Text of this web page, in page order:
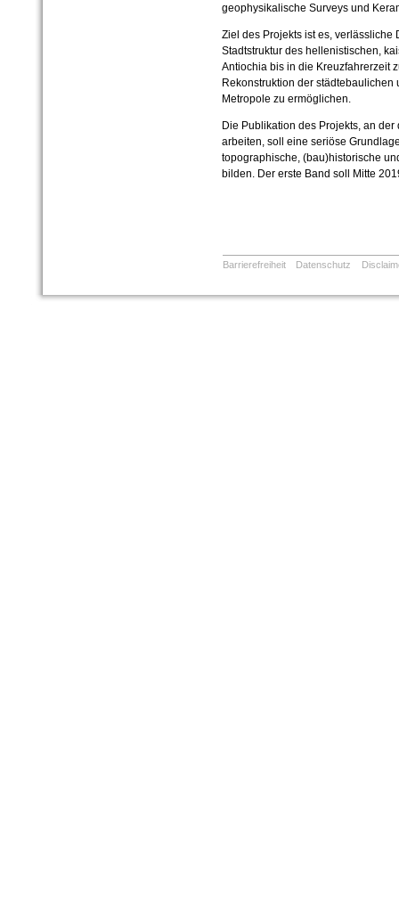
geophysikalische Surveys und
Ziel des Projekts ist es, verlässliche
Stadtstruktur des hellenistischen,
Antiochia bis in die Kreuzfahrerzeit
Rekonstruktion der
Metropole zu ermöglichen.
Die Publikation des Projekts, an
arbeiten, soll eine seriöse
topographische, (bau)historische
bilden. Der erste Band soll Mitte
Barrierefreiheit Datenschutz